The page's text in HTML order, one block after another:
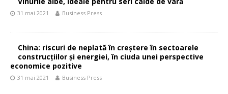
31 mai 2021 Business Press
China: riscuri de neplată în creștere în sectoarele
construcțiilor și energiei, în ciuda unei perspective
economice pozitive
31 mai 2021 Business Press